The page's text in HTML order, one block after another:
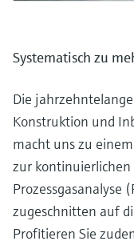
Systematisch zu
Die
Konstruktion und
macht uns zu
zur kontinuierlichen
Prozessgasanalyse
zugeschnitten auf
Profitieren Sie